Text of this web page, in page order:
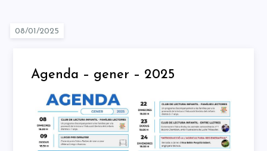
Agenda – gener – 2025